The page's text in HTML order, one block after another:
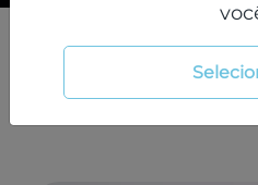
Conheça